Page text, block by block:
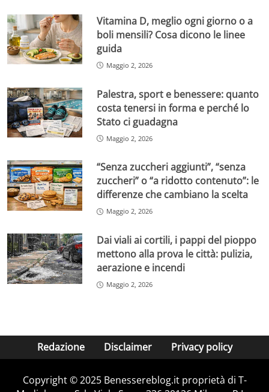
Vitamina D, meglio ogni giorno o a
boli mensili? Cosa dicono le linee
guida
Maggio 2, 2026
Palestra, sport e benessere: quanto
costa tenersi in forma e perché lo
Stato ci guadagna
Maggio 2, 2026
“Senza zuccheri aggiunti”, “senza
zuccheri” o “a ridotto contenuto”: le
differenze che cambiano la scelta
Maggio 2, 2026
Dai viali ai cortili, i pappi del pioppo
mettono alla prova le città: pulizia,
aerazione e incendi
Maggio 2, 2026
Redazione Disclaimer Privacy policy
Copyright © 2025 Benessereblog.it proprietà di T-